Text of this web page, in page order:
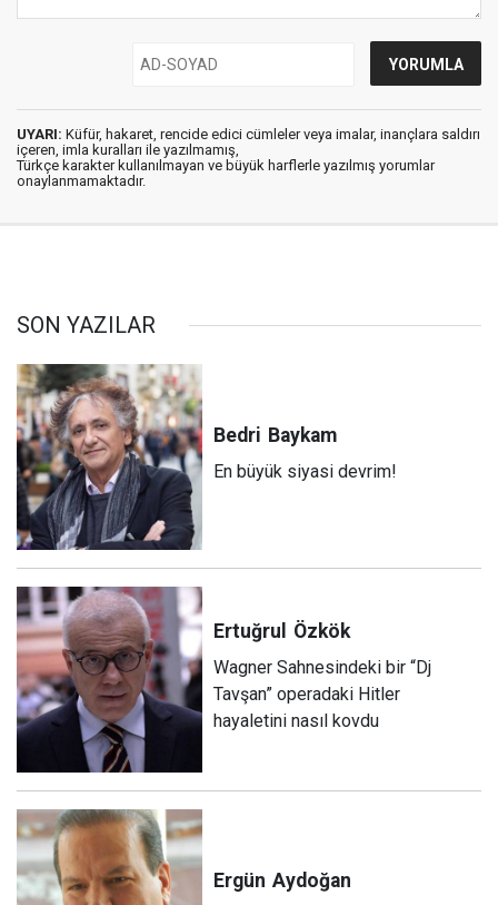
UYARI: Küfür, hakaret, rencide edici cümleler veya imalar, inançlara saldırı
içeren, imla kuralları ile yazılmamış,
Türkçe karakter kullanılmayan ve büyük harflerle yazılmış yorumlar
onaylanmamaktadır.
SON YAZILAR
Bedri Baykam
En büyük siyasi devrim!
Ertuğrul Özkök
Wagner Sahnesindeki bir “Dj
Tavşan” operadaki Hitler
hayaletini nasıl kovdu
Ergün Aydoğan